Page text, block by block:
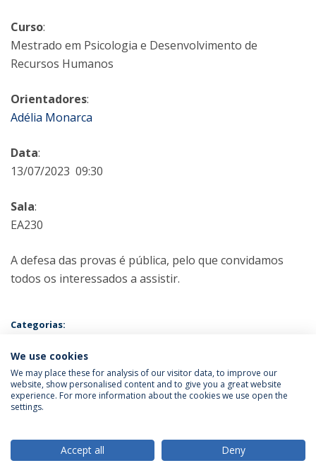
Curso:
Mestrado em Psicologia e Desenvolvimento de
Recursos Humanos
Orientadores:
Adélia Monarca
Data:
13/07/2023 09:30
Sala:
EA230
A defesa das provas é pública, pelo que convidamos
todos os interessados a assistir.
Categorias:
Prova Pública
Política de Privacidade
Termos & Condições
We use cookies
We may place these for analysis of our visitor data, to improve our
website, show personalised content and to give you a great website
experience. For more information about the cookies we use open the
settings.
Accept all Deny